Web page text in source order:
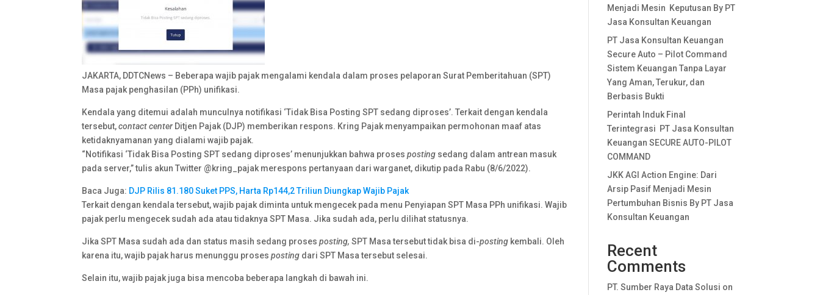
JAKARTA, DDTCNews – Beberapa wajib pajak mengalami kendala dalam proses pelaporan Surat Pemberitahuan (SPT)
Masa pajak penghasilan (PPh) unifikasi.
Kendala yang ditemui adalah munculnya notifikasi ‘Tidak Bisa Posting SPT sedang diproses’. Terkait dengan kendala
tersebut,contact center Ditjen Pajak (DJP) memberikan respons. Kring Pajak menyampaikan permohonan maaf atas
ketidaknyamanan yang dialami wajib pajak.
“Notifikasi ‘Tidak Bisa Posting SPT sedang diproses’ menunjukkan bahwa prosesposting sedang dalam antrean masuk
pada server,” tulis akun Twitter @kring_pajak merespons pertanyaan dari warganet, dikutip pada Rabu (8/6/2022).
Baca Juga: DJP Rilis 81.180 Suket PPS, Harta Rp144,2 Triliun Diungkap Wajib Pajak
Terkait dengan kendala tersebut, wajib pajak diminta untuk mengecek pada menu Penyiapan SPT Masa PPh unifikasi. Wajib
pajak perlu mengecek sudah ada atau tidaknya SPT Masa. Jika sudah ada, perlu dilihat statusnya.
Jika SPT Masa sudah ada dan status masih sedang prosesposting,SPT Masa tersebut tidak bisa di-posting kembali. Oleh
karena itu, wajib pajak harus menunggu prosesposting dari SPT Masa tersebut selesai.
Selain itu, wajib pajak juga bisa mencoba beberapa langkah di bawah ini.
Menjadi Mesin Keputusan By PT
Jasa Konsultan Keuangan
PT Jasa Konsultan Keuangan
Secure Auto – Pilot Command
Sistem Keuangan Tanpa Layar
Yang Aman, Terukur, dan
Berbasis Bukti
Perintah Induk Final
Terintegrasi PT Jasa Konsultan
Keuangan SECURE AUTO-PILOT
COMMAND
JKK AGI Action Engine: Dari
Arsip Pasif Menjadi Mesin
Pertumbuhan Bisnis By PT Jasa
Konsultan Keuangan
Recent
Comments
PT. Sumber Raya Data Solusi on